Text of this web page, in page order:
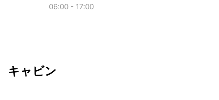
06:00 - 17:00
キャビン